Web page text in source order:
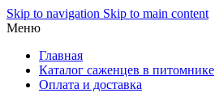
Skip to navigation Skip to main content
Меню
Главная
Каталог саженцев в питомнике
Оплата и доставка